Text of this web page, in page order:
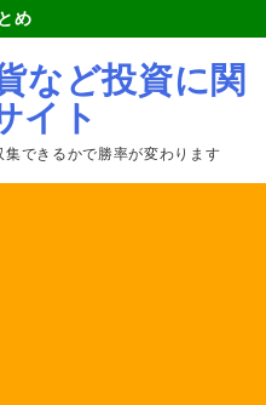
め
など投資に関
イト
できるかで勝率が変わります